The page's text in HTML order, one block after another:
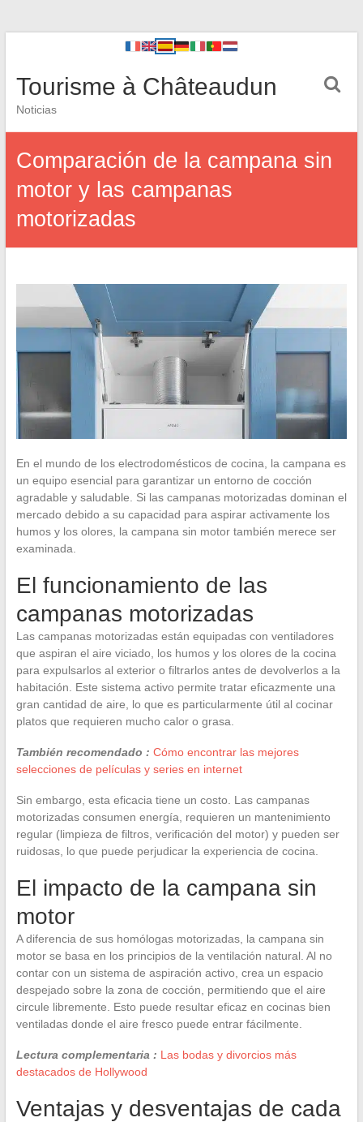
Tourisme à Châteaudun
Noticias
Comparación de la campana sin
motor y las campanas
motorizadas
En el mundo de los electrodomésticos de cocina, la campana es
un equipo esencial para garantizar un entorno de cocción
agradable y saludable. Si las campanas motorizadas dominan el
mercado debido a su capacidad para aspirar activamente los
humos y los olores, la campana sin motor también merece ser
examinada.
El funcionamiento de las
campanas motorizadas
Las campanas motorizadas están equipadas con ventiladores
que aspiran el aire viciado, los humos y los olores de la cocina
para expulsarlos al exterior o filtrarlos antes de devolverlos a la
habitación. Este sistema activo permite tratar eficazmente una
gran cantidad de aire, lo que es particularmente útil al cocinar
platos que requieren mucho calor o grasa.
También recomendado : Cómo encontrar las mejores
selecciones de películas y series en internet
Sin embargo, esta eficacia tiene un costo. Las campanas
motorizadas consumen energía, requieren un mantenimiento
regular (limpieza de filtros, verificación del motor) y pueden ser
ruidosas, lo que puede perjudicar la experiencia de cocina.
El impacto de la campana sin
motor
A diferencia de sus homólogas motorizadas, la campana sin
motor se basa en los principios de la ventilación natural. Al no
contar con un sistema de aspiración activo, crea un espacio
despejado sobre la zona de cocción, permitiendo que el aire
circule libremente. Esto puede resultar eficaz en cocinas bien
ventiladas donde el aire fresco puede entrar fácilmente.
Lectura complementaria : Las bodas y divorcios más
destacados de Hollywood
Ventajas y desventajas de cada